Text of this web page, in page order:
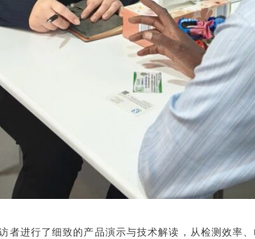
者进行了细致的产品演示与技术解读，从检测效率